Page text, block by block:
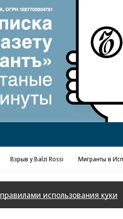
Реклама в «Ъ»
Взрыв у Balzi Rossi Мигранты в
правилами использования куки